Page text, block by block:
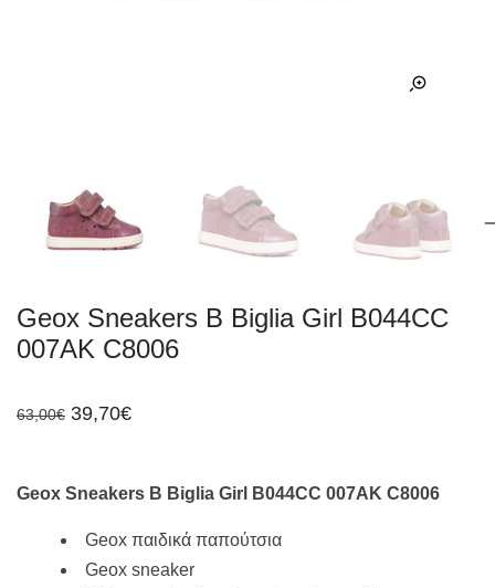
Geox Sneakers B Biglia Girl B044CC
007AK C8006
63,00€ Original
39,70€Η
39,70€.
Geox Sneakers B Biglia Girl B044CC 007AK C8006
Geox παιδικά παπούτσια
Geox sneaker